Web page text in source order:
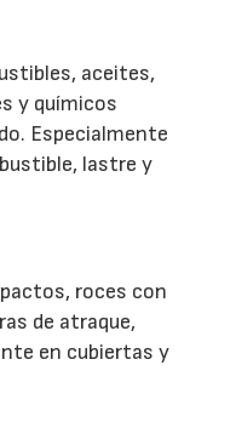
aceites,
y químicos
Especialmente
lastre y
roces con
de atraque,
en cubiertas y